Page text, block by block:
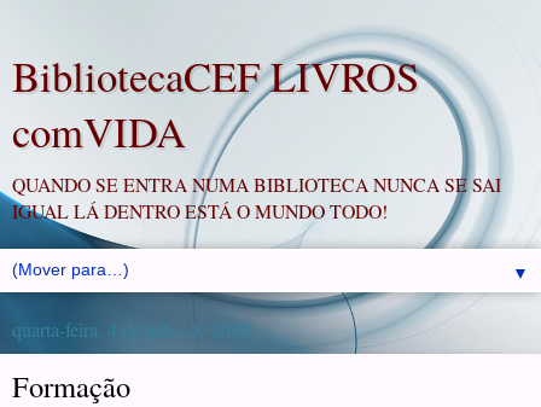
BibliotecaCEF LIVROS
comVIDA
QUANDO SE ENTRA NUMA BIBLIOTECA NUNCA SE SAI
IGUAL LÁ DENTRO ESTÁ O MUNDO TODO!
▼
quarta-feira, 4 de julho de 2018
Formação